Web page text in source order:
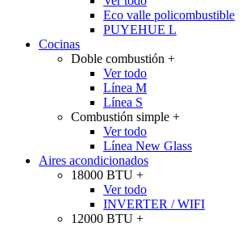
Eco valle policombustible
PUYEHUE L
Cocinas
Doble combustión +
Ver todo
Línea M
Línea S
Combustión simple +
Ver todo
Línea New Glass
Aires acondicionados
18000 BTU +
Ver todo
INVERTER / WIFI
12000 BTU +